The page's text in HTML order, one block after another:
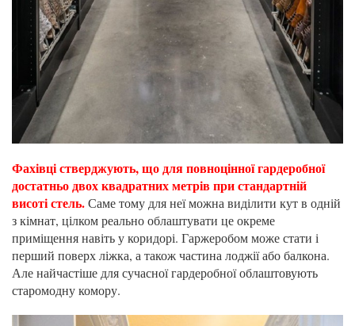
Фахівці стверджують, що для повноцінної гардеробної
достатньо двох квадратних метрів при стандартній
висоті стель.Саме тому для неї можна виділити кут в одній
з кімнат, цілком реально облаштувати це окреме
приміщення навіть у коридорі. Гаржеробом може стати і
перший поверх ліжка, а також частина лоджії або балкона.
Але найчастіше для сучасної гардеробної облаштовують
старомодну комору.